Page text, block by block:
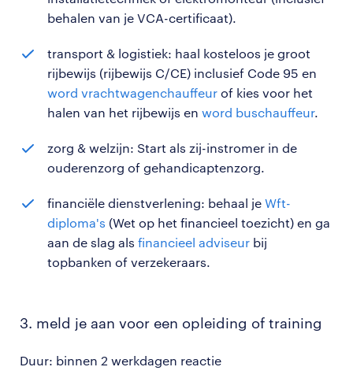
behalen van je VCA-certificaat).
transport & logistiek: haal kosteloos je groot
rijbewijs (rijbewijs C/CE) inclusief Code 95 en
word vrachtwagenchauffeur of kies voor het
halen van het rijbewijs en word buschauffeur.
zorg & welzijn: Start als zij-instromer in de
ouderenzorg of gehandicaptenzorg.
financiële dienstverlening: behaal je Wft-
diploma's (Wet op het financieel toezicht) en ga
aan de slag als financieel adviseur bij
topbanken of verzekeraars.
3. meld je aan voor een opleiding of training
Duur: binnen 2 werkdagen reactie